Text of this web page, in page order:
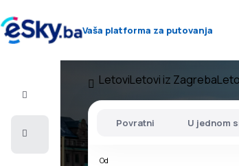
Vaša platforma za putovanja
LetoviLetovi iz Zagreba
Povratni U jednom
Od